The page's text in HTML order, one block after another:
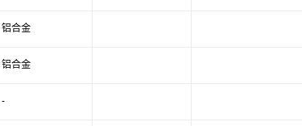
铝合金
铝合金
-